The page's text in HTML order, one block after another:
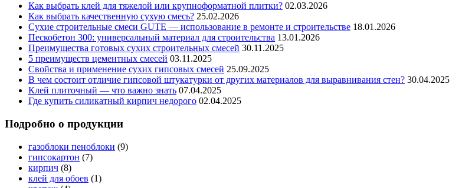
Как выбрать клей для тяжелой или крупноформатной плитки? 02.03.2026
Как выбрать качественную сухую смесь? 25.02.2026
Сухие строительные смеси GUTE — использование в ремонте и строительстве 18.01.2026
Пескобетон 300: универсальный материал для строительства 13.01.2026
Преимущества готовых сухих строительных смесей 30.11.2025
5 преимуществ цементных смесей 03.11.2025
Свойства и применение сухих гипсовых смесей 25.09.2025
В чем состоит отличие гипсовой штукатурки от других материалов для выравнивания стен? 30.04.2025
Клей плиточный — что важно знать 07.04.2025
Где купить силикатный кирпич недорого 02.04.2025
Подробно о продукции
газоблоки пеноблоки (9)
гипсокартон (7)
кирпич (8)
клей для обоев (1)